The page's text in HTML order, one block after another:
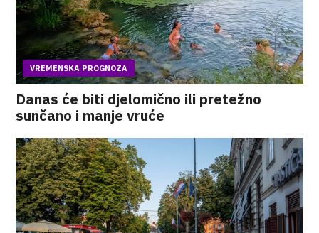
VREMENSKA PROGNOZA
Danas će biti djelomično ili pretežno
sunčano i manje vruće